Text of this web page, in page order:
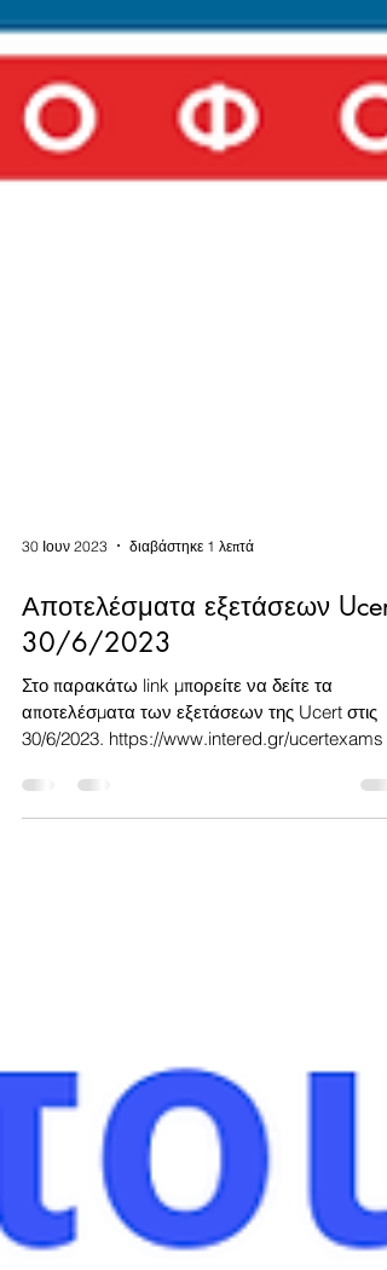
διαβάστηκε 1 λεπτά
Αποτελέσματα εξετάσεων Ucert
30/6/2023
αποτελέσματα των εξετάσεων της Ucert στις
30/6/2023. https://www.intered.gr/ucertexams